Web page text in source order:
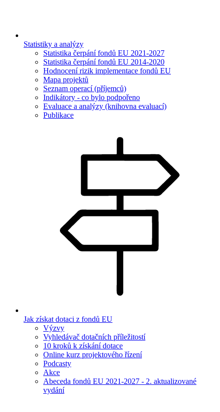
Statistiky a analýzy
Statistika čerpání fondů EU 2021-2027
Statistika čerpání fondů EU 2014-2020
Hodnocení rizik implementace fondů EU
Mapa projektů
Seznam operací (příjemců)
Indikátory - co bylo podpořeno
Evaluace a analýzy (knihovna evaluací)
Publikace
Jak získat dotaci z fondů EU
Výzvy
Vyhledávač dotačních příležitostí
10 kroků k získání dotace
Online kurz projektového řízení
Podcasty
Akce
Abeceda fondů EU 2021-2027 - 2. aktualizované
vydání